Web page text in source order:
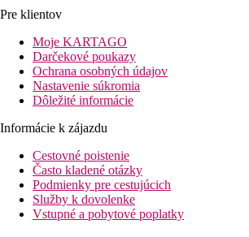
Pre klientov
Moje KARTAGO
Darčekové poukazy
Ochrana osobných údajov
Nastavenie súkromia
Dôležité informácie
Informácie k zájazdu
Cestovné poistenie
Často kladené otázky
Podmienky pre cestujúcich
Služby k dovolenke
Vstupné a pobytové poplatky